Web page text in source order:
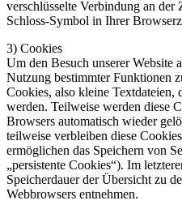
verschlüsselte Verbindung an der
Schloss-Symbol in Ihrer
3) Cookies
Um den Besuch unserer Website
Nutzung bestimmter Funktionen
Cookies, also kleine Textdateien,
werden. Teilweise werden diese
Browsers automatisch wieder
teilweise verbleiben diese
ermöglichen das Speichern von
„persistente Cookies“). Im
Speicherdauer der Übersicht zu
Webbrowsers entnehmen.